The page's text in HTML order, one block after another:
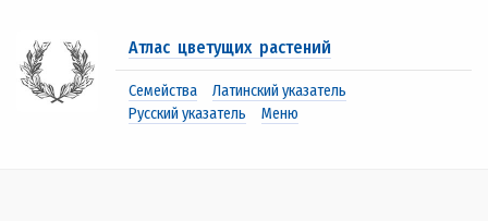
Атлас цветущих растений
Семейства
Латинский указатель
Русский указатель
Меню